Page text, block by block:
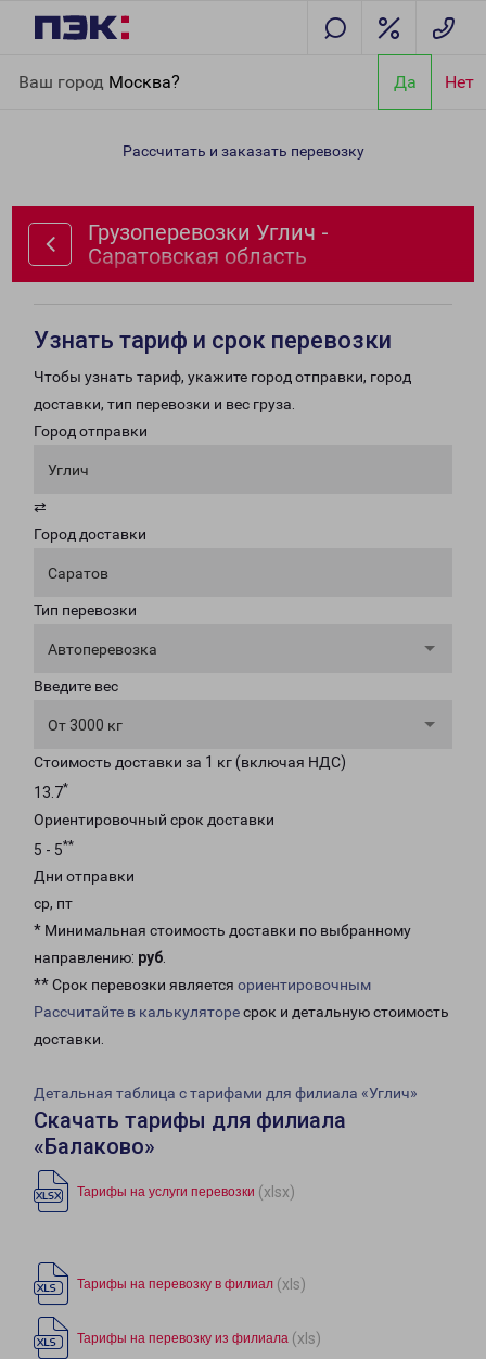
Ваш город Москва? Да Нет
область
Рассчитать и заказать перевозку
Грузоперевозки Углич -
Саратовская область
Узнать тариф и срок перевозки
Чтобы узнать тариф, укажите город отправки, город
доставки, тип перевозки и вес груза.
Город отправки
Углич
⇄
Город доставки
Саратов
Тип перевозки
Автоперевозка
Введите вес
От 3000 кг
Стоимость доставки за 1 кг (включая НДС)
13.7*
Ориентировочный срок доставки
5 - 5**
Дни отправки
ср, пт
* Минимальная стоимость доставки по выбранному
направлению: руб.
** Срок перевозки является ориентировочным
Рассчитайте в калькуляторесрок и детальную стоимость
доставки.
Детальная таблица с тарифами для филиала «Углич»
Скачать тарифы для филиала
«Балаково»
Тарифы на услуги перевозки (xlsx)
Тарифы на перевозку в филиал (xls)
Тарифы на перевозку из филиала (xls)